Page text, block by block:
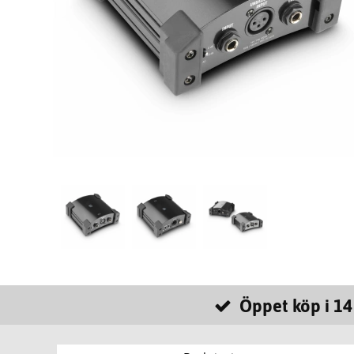
Öppet köp i